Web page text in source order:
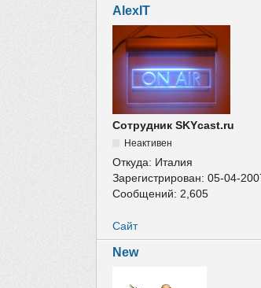
AlexIT
Сотрудник SKYcast.ru
Неактивен
Откуда: Италия
Зарегистрирован:05-04-
Сообщений:2,605
Сайт
New